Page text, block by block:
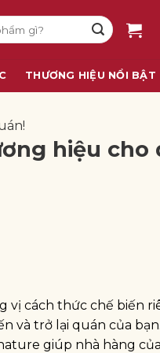
THƯƠNG HIỆU NỔI BẬT
hiệu cho
vị cách thức chế biến
và trở lại quán của
giúp nhà hàng